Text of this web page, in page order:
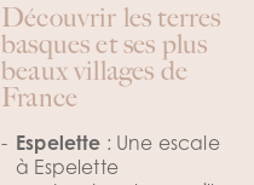
Découvrir les terres
basques et ses plus
beaux villages de
France
Espelette : Une escale
à Espelette